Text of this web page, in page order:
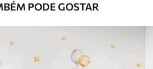
PODE GOSTAR